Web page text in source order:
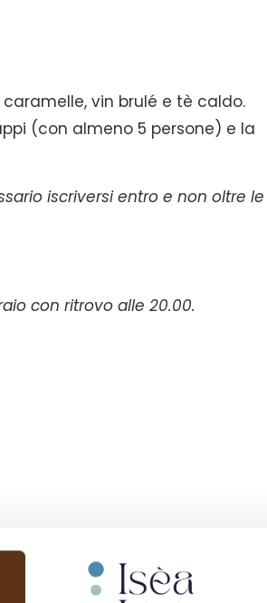
vin brulé e tè caldo.
(con almeno 5 persone) e la
iscriversi entro e non oltre
con ritrovo alle 20.00.